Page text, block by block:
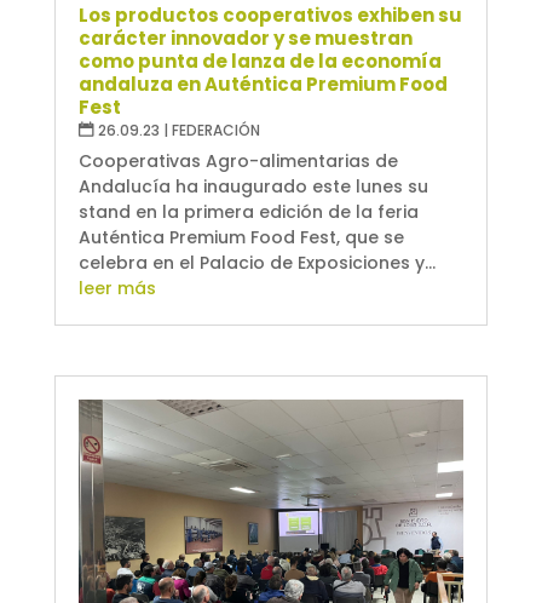
Los productos cooperativos exhiben su
carácter innovador y se muestran
como punta de lanza de la economía
andaluza en Auténtica Premium Food
Fest
26.09.23 | FEDERACIÓN
Cooperativas Agro-alimentarias de
Andalucía ha inaugurado este lunes su
stand en la primera edición de la feria
Auténtica Premium Food Fest, que se
celebra en el Palacio de Exposiciones y...
leer más